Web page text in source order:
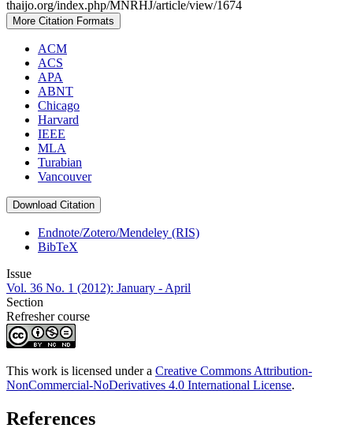
thaijo.org/index.php/MNRHJ/article/view/1674
More Citation Formats
ACM
ACS
APA
ABNT
Chicago
Harvard
IEEE
MLA
Turabian
Vancouver
Download Citation
Endnote/Zotero/Mendeley (RIS)
BibTeX
Issue
Vol. 36 No. 1 (2012): January - April
Section
Refresher course
This work is licensed under a Creative Commons Attribution-
NonCommercial-NoDerivatives 4.0 International License.
References